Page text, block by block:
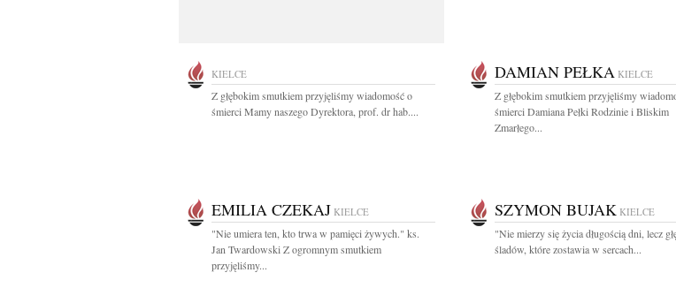
KIELCE
Z głębokim smutkiem przyjęliśmy wiadomość o
śmierci Mamy naszego Dyrektora, prof. dr hab....
DAMIAN PEŁKA KIELCE
Z głębokim smutkiem przyjęliśmy
śmierci Damiana Pełki Rodzinie i Bliskim
Zmarłego...
EMILIA CZEKAJ KIELCE
"Nie umiera ten, kto trwa w pamięci żywych." ks.
Jan Twardowski Z ogromnym smutkiem
przyjęliśmy...
SZYMON BUJAK KIELCE
"Nie mierzy się życia długością dni, lecz
śladów, które zostawia w sercach...